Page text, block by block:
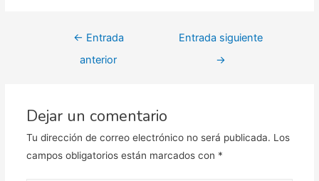
Navegación
← Entrada
anterior
Entrada siguiente
→
Dejar un comentario
Tu dirección de correo electrónico no será publicada. Los
campos obligatorios están marcados con *